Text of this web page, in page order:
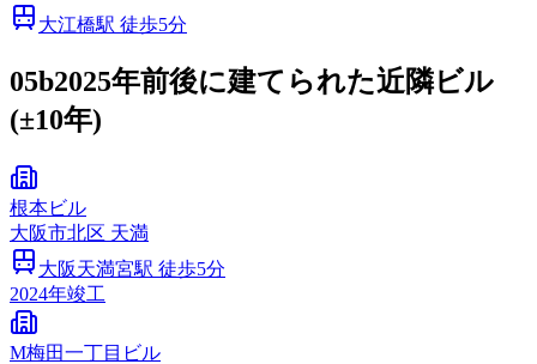
大江橋駅 徒歩5分
05b2025年前後に建てられた近隣ビル
(±10年)
根本ビル
大阪市北区 天満
大阪天満宮駅 徒歩5分
2024年竣工
M梅田一丁目ビル